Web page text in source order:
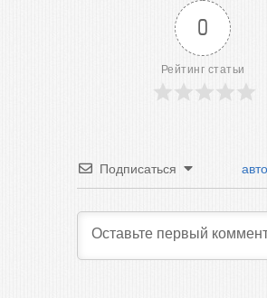
0
Рейтинг статьи
Подписаться